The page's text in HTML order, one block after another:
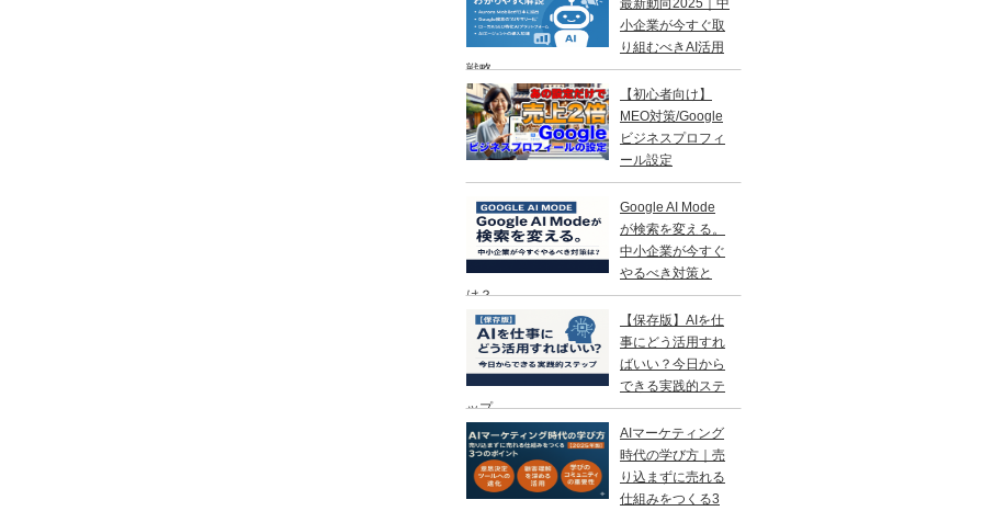
最新動向2025｜中
小企業が今すぐ取
り組むべきAI活用
戦略
【初心者向け】
MEO対策/Google
ビジネスプロフィ
ール設定
Google AI Mode
が検索を変える。
中小企業が今すぐ
やるべき対策と
は？
【保存版】AIを仕
事にどう活用すれ
ばいい？今日から
できる実践的ステ
ップ
AIマーケティング
時代の学び方｜売
り込まずに売れる
仕組みをつくる3